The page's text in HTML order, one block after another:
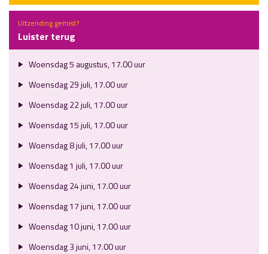
Uitzending gemist?
Luister terug
Woensdag 5 augustus, 17.00 uur
Woensdag 29 juli, 17.00 uur
Woensdag 22 juli, 17.00 uur
Woensdag 15 juli, 17.00 uur
Woensdag 8 juli, 17.00 uur
Woensdag 1 juli, 17.00 uur
Woensdag 24 juni, 17.00 uur
Woensdag 17 juni, 17.00 uur
Woensdag 10 juni, 17.00 uur
Woensdag 3 juni, 17.00 uur